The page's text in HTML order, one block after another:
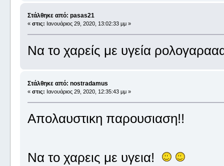
Στάλθηκε από: pasas21
« στις: Ιανουάριος 29, 2020, 13:02:33 μμ »
Να το χαρείς με υγεία
Στάλθηκε από: nostradamus
« στις: Ιανουάριος 29, 2020, 12:35:43 μμ »
Απολαυστικη παρουσιαση!!
Να το χαρεις με υγεια!